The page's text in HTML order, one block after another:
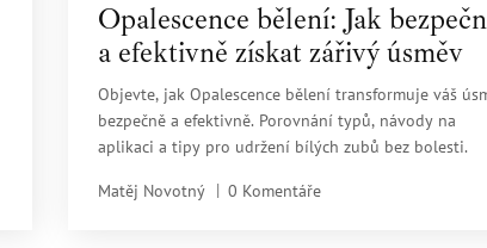
Opalescence bělení: Jak
a efektivně získat zářivý úsměv
Objevte, jak Opalescence bělení transformuje váš
bezpečně a efektivně. Porovnání typů, návody na
aplikaci a tipy pro udržení bílých zubů bez bolesti.
Matěj Novotný 0 Komentáře